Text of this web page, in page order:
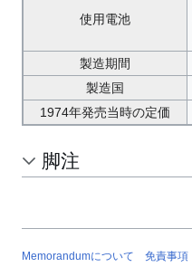
使用電池
製造期間
製造国
1974年発売当時の定価
脚注
Memorandumについて 免責事項